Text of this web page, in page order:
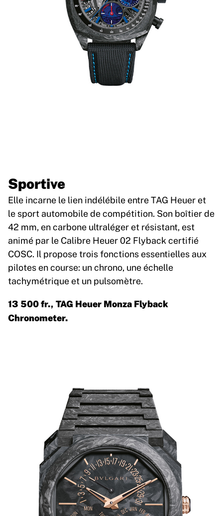
Sportive
Elle incarne le lien indélébile entre TAG Heuer et
le sport automobile de compétition. Son boîtier de
42 mm, en carbone ultraléger et résistant, est
animé par le Calibre Heuer 02 Flyback certifié
COSC. Il propose trois fonctions essentielles aux
pilotes en course: un chrono, une échelle
tachymétrique et un pulsomètre.
13 500 fr., TAG Heuer Monza Flyback
Chronometer.